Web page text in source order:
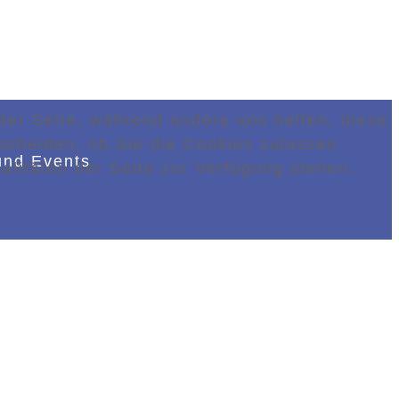
Events
Seite, während andere uns helfen, diese
ob Sie die Cookies zulassen
der Seite zur Verfügung stehen.